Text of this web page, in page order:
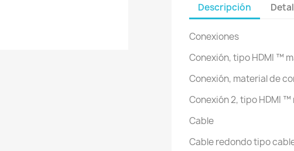
Descripción
Conexiones
Conexión, tipo HDMI ™
Conexión, material de
Conexión 2, tipo HDMI
Cable
Cable redondo tipo